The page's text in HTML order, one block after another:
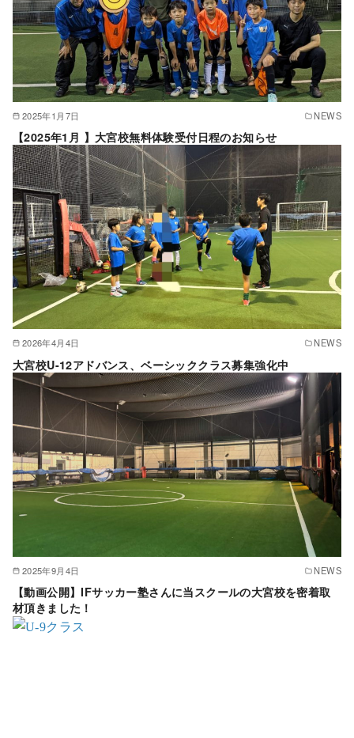
2025年1月7日 NEWS
【2025年1月 】大宮校無料体験受付日程のお知らせ
2026年4月4日 NEWS
大宮校U-12アドバンス、ベーシッククラス募集強化中
2025年9月4日 NEWS
【動画公開】IFサッカー塾さんに当スクールの大宮校を密着取
材頂きました！